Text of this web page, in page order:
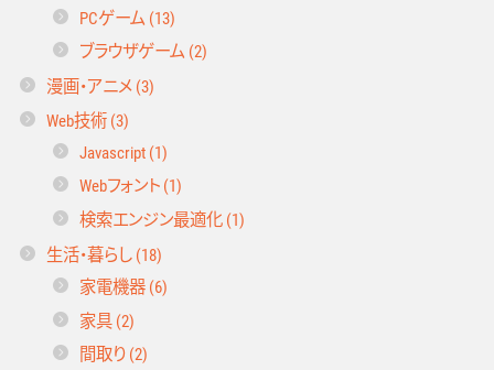
PCゲーム (13)
ブラウザゲーム (2)
漫画・アニメ (3)
Web技術 (3)
Javascript (1)
Webフォント (1)
検索エンジン最適化 (1)
生活・暮らし (18)
家電機器 (6)
家具 (2)
間取り (2)